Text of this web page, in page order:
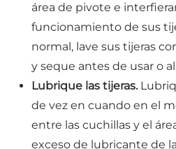
área de pivote e
funcionamiento de sus
normal, lave sus tijeras
y seque antes de usar o
Lubrique las tijeras.
de vez en cuando en el
entre las cuchillas y el
exceso de lubricante de